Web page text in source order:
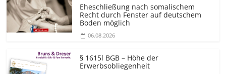
Eheschließung nach somalischem
Recht durch Fenster auf deutschem
Boden möglich
06.08.2026
§ 1615l BGB – Höhe der
Erwerbsobliegenheit